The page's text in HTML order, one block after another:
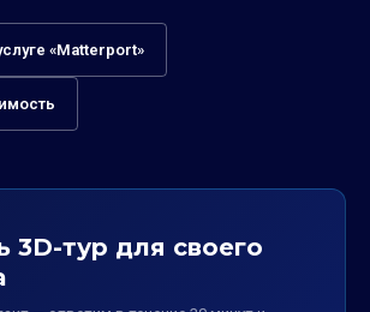
«Matterport»
3D-тур для своего